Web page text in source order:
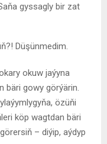
gyssagly bir zat
Düşünmedim.
okuw jaýyna
bäri gowy görýärin.
özüňi
köp wagtdan bäri
– diýip, aýdyp